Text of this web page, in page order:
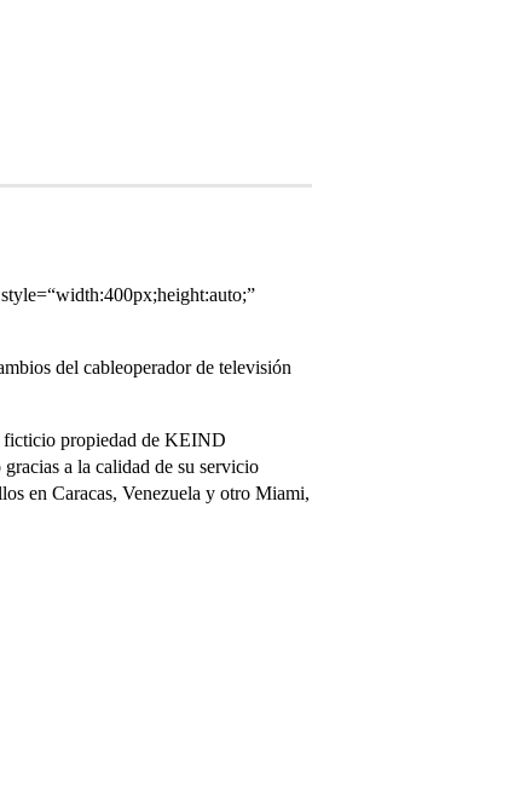
del cableoperador de televisión
ficticio propiedad de KEIND
a la calidad de su servicio
en Caracas, Venezuela y otro Miami,